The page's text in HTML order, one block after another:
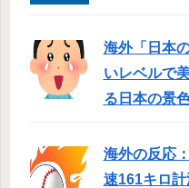
海外「日本
いレベルで
る日本の景
海外の反応
速161キロ